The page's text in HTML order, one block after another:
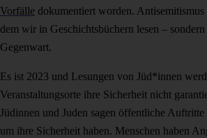
Vorfälle dokumentiert worden.
dem wir in Geschichtsbüchern lesen – sondern
Gegenwart.
Es ist 2023 und Lesungen von Jüd*innen
Veranstaltungsorte ihre Sicherheit nicht
Jüdinnen und Juden sagen öffentliche
um ihre Sicherheit haben. Menschen haben